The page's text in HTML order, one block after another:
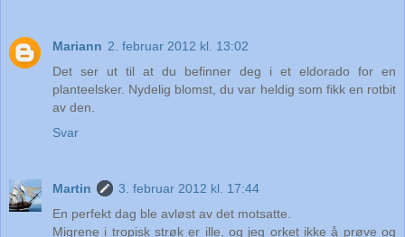
Mariann 2. februar 2012 kl. 13:02
Det ser ut til at du befinner deg i et eldorado for en
planteelsker. Nydelig blomst, du var heldig som fikk en rotbit
av den.
Svar
Martin
3. februar 2012 kl. 17:44
En perfekt dag ble avløst av det motsatte.
Migrene i tropisk strøk er ille, og jeg orket ikke å prøve og